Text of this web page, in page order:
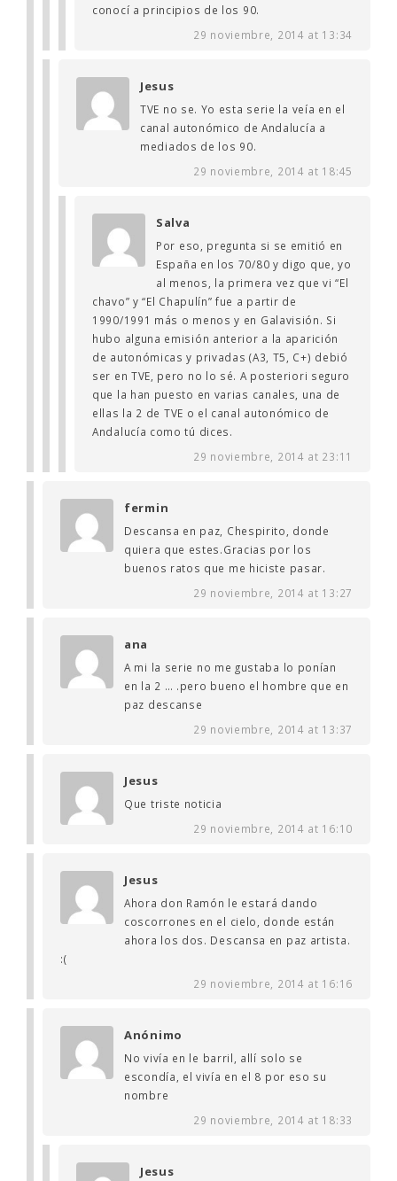
conocí a principios de los 90.
29 noviembre, 2014 at 13:34
Jesus
TVE no se. Yo esta serie la veía en el
canal autonómico de Andalucía a
mediados de los 90.
29 noviembre, 2014 at 18:45
Salva
Por eso, pregunta si se emitió en
España en los 70/80 y digo que, yo
al menos, la primera vez que vi “El
chavo” y “El Chapulín” fue a partir de
1990/1991 más o menos y en Galavisión. Si
hubo alguna emisión anterior a la aparición
de autonómicas y privadas (A3, T5, C+) debió
ser en TVE, pero no lo sé. A posteriori seguro
que la han puesto en varias canales, una de
ellas la 2 de TVE o el canal autonómico de
Andalucía como tú dices.
29 noviembre, 2014 at 23:11
fermin
Descansa en paz, Chespirito, donde
quiera que estes.Gracias por los
buenos ratos que me hiciste pasar.
29 noviembre, 2014 at 13:27
ana
A mi la serie no me gustaba lo ponían
en la 2 … .pero bueno el hombre que en
paz descanse
29 noviembre, 2014 at 13:37
Jesus
Que triste noticia
29 noviembre, 2014 at 16:10
Jesus
Ahora don Ramón le estará dando
coscorrones en el cielo, donde están
ahora los dos. Descansa en paz artista.
:(
29 noviembre, 2014 at 16:16
Anónimo
No vivía en le barril, allí solo se
escondía, el vivía en el 8 por eso su
nombre
29 noviembre, 2014 at 18:33
Jesus